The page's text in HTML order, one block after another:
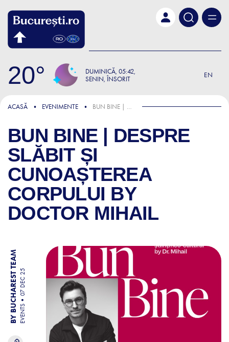
20 DUMINICĂ 05:42
SENIN, ÎNSORIT
EN
ACASĂ EVENIMENTE BUN BINE | DESPRE SLĂBIT ȘI CUNOAȘTEREA CORPULUI BY DOCTOR MIHAIL
BUN BINE | DESPRE
SLĂBIT ȘI
CUNOAȘTEREA
CORPULUI BY
DOCTOR MIHAIL
BY BUCHAREST TEAM EVENTS
07 DEC 25